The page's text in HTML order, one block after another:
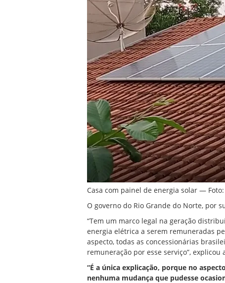
Casa com painel de energia solar — Foto:
O governo do Rio Grande do Norte, por
“Tem um marco legal na geração
energia elétrica a serem remuneradas
aspecto, todas as concessionárias
remuneração por esse serviço”, explicou
“É a única explicação, porque no
nenhuma mudança que pudesse